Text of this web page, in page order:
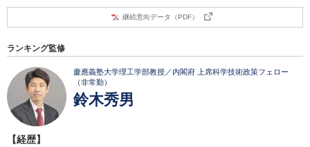
継続意向データ（PDF）
ランキング監修
慶應義塾大学理工学部教授／内閣府 上席科学技術政策フェロー
（非常勤）
鈴木秀男
【経歴】